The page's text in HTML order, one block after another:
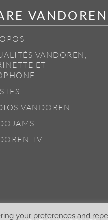
VANDOREN
VANDOREN,
ET
VANDOREN
TV
your preferences and